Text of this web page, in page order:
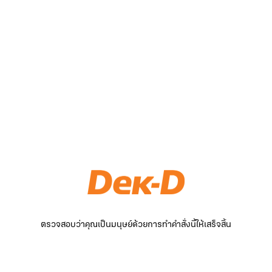
ตรวจสอบว่าคุณเป็นมนุษย์ด้วยการทำคำสั่งนี้ให้เสร็จสิ้น